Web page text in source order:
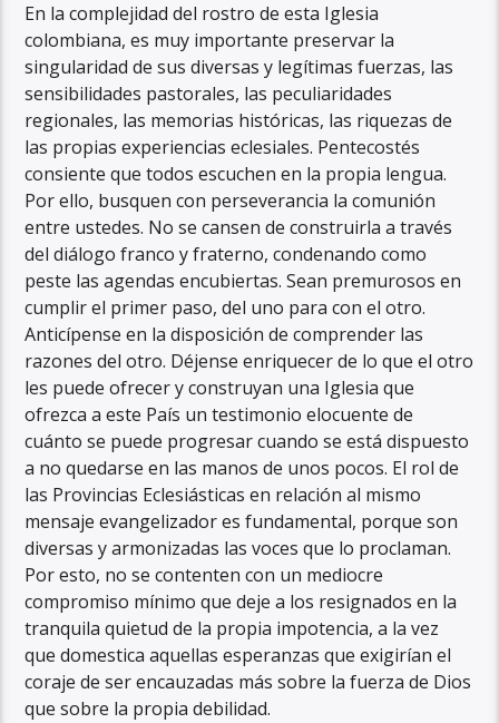
En la complejidad del rostro de esta Iglesia
colombiana, es muy importante preservar la
singularidad de sus diversas y legítimas fuerzas, las
sensibilidades pastorales, las peculiaridades
regionales, las memorias históricas, las riquezas de
las propias experiencias eclesiales. Pentecostés
consiente que todos escuchen en la propia lengua.
Por ello, busquen con perseverancia la comunión
entre ustedes. No se cansen de construirla a través
del diálogo franco y fraterno, condenando como
peste las agendas encubiertas. Sean premurosos en
cumplir el primer paso, del uno para con el otro.
Anticípense en la disposición de comprender las
razones del otro. Déjense enriquecer de lo que el otro
les puede ofrecer y construyan una Iglesia que
ofrezca a este País un testimonio elocuente de
cuánto se puede progresar cuando se está dispuesto
a no quedarse en las manos de unos pocos. El rol de
las Provincias Eclesiásticas en relación al mismo
mensaje evangelizador es fundamental, porque son
diversas y armonizadas las voces que lo proclaman.
Por esto, no se contenten con un mediocre
compromiso mínimo que deje a los resignados en la
tranquila quietud de la propia impotencia, a la vez
que domestica aquellas esperanzas que exigirían el
coraje de ser encauzadas más sobre la fuerza de Dios
que sobre la propia debilidad.